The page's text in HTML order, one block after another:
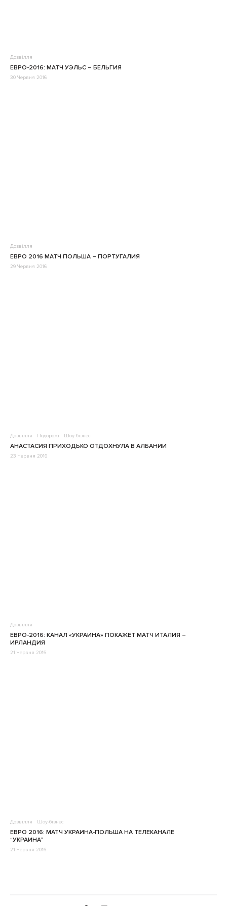
Дозвілля
ЕВРО-2016: МАТЧ УЭЛЬС – БЕЛЬГИЯ
30 Червня 2016
Дозвілля
ЕВРО 2016 МАТЧ ПОЛЬША – ПОРТУГАЛИЯ
29 Червня 2016
Дозвілля Подорожі Шоу-бізнес
АНАСТАСИЯ ПРИХОДЬКО ОТДОХНУЛА В АЛБАНИИ
23 Червня 2016
Дозвілля
ЕВРО-2016: КАНАЛ «УКРАИНА» ПОКАЖЕТ МАТЧ ИТАЛИЯ –
ИРЛАНДИЯ
21 Червня 2016
Дозвілля Шоу-бізнес
ЕВРО 2016: МАТЧ УКРАИНА-ПОЛЬША НА ТЕЛЕКАНАЛЕ
“УКРАИНА”
21 Червня 2016